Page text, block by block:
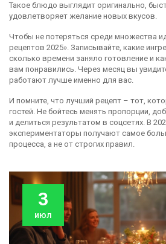
Такое блюдо выглядит оригинально,
удовлетворяет желание новых вкусов.
Чтобы не потеряться среди множества
рецептов 2025». Записывайте, какие
сколько времени заняло готовление и
вам понравились. Через месяц вы
работают лучше именно для вас.
И помните, что лучший рецепт – тот,
гостей. Не бойтесь менять пропорции,
и делиться результатом в соцсетях. В
экспериментаторы получают самое
процесса, а не от строгих правил.
3
июл